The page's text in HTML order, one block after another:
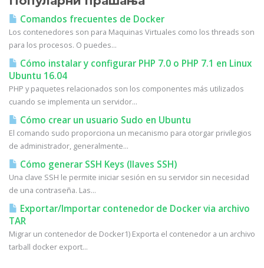
Comandos frecuentes de Docker
Los contenedores son para Maquinas Virtuales como los threads son
para los procesos. O puedes...
Cómo instalar y configurar PHP 7.0 o PHP 7.1 en Linux
Ubuntu 16.04
PHP y paquetes relacionados son los componentes más utilizados
cuando se implementa un servidor...
Cómo crear un usuario Sudo en Ubuntu
El comando sudo proporciona un mecanismo para otorgar privilegios
de administrador, generalmente...
Cómo generar SSH Keys (llaves SSH)
Una clave SSH le permite iniciar sesión en su servidor sin necesidad
de una contraseña. Las...
Exportar/Importar contenedor de Docker via archivo
TAR
Migrar un contenedor de Docker1) Exporta el contenedor a un archivo
tarball docker export...